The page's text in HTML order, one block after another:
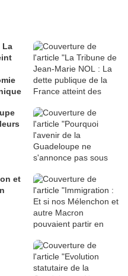
La
et